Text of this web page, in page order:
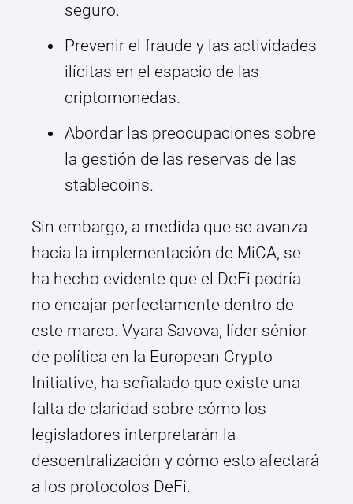
seguro.
Prevenir el fraude y las actividades
ilícitas en el espacio de las
criptomonedas.
Abordar las preocupaciones sobre
la gestión de las reservas de las
stablecoins.
Sin embargo, a medida que se avanza
hacia la implementación de MiCA, se
ha hecho evidente que el DeFi podría
no encajar perfectamente dentro de
este marco. Vyara Savova, líder sénior
de política en la European Crypto
Initiative, ha señalado que existe una
falta de claridad sobre cómo los
legisladores interpretarán la
descentralización y cómo esto afectará
a los protocolos DeFi.